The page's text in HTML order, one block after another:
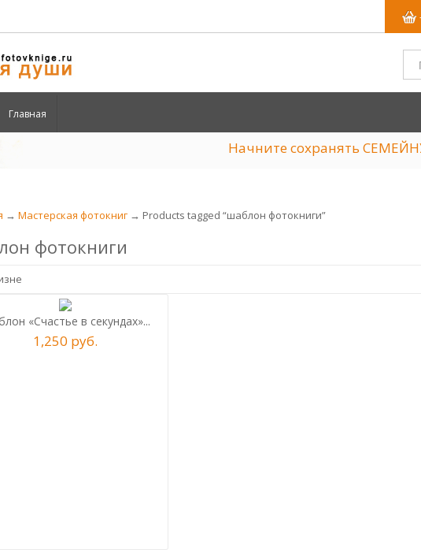
Главная
Начните сохранять
→Мастерская фотокниг → Products tagged “шаблон фотокниги”
фотокниги
«Счастье в секундах»...
1,250 руб.